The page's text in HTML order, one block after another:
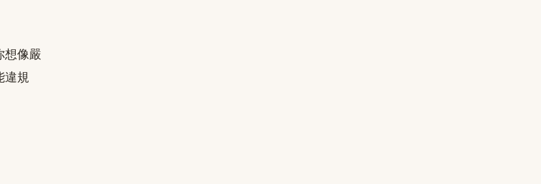
想像嚴
違規